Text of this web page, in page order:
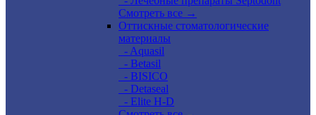
Смотреть все →
Оттискные стоматологические
материалы
- Aquasil
- Betasil
- BISICO
- Detaseal
- Elite H-D